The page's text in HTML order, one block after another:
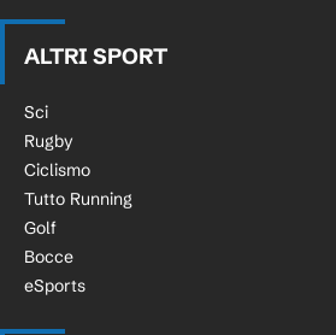
ALTRI SPORT
Sci
Rugby
Ciclismo
Tutto Running
Golf
Bocce
eSports